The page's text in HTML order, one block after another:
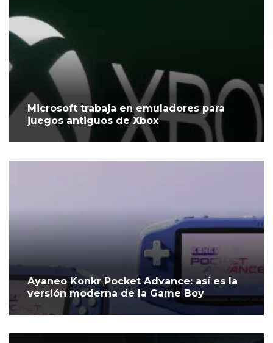
Microsoft trabaja en emuladores para
juegos antiguos de Xbox
Ayaneo Konkr Pocket Advance: así es la
versión moderna de la Game Boy